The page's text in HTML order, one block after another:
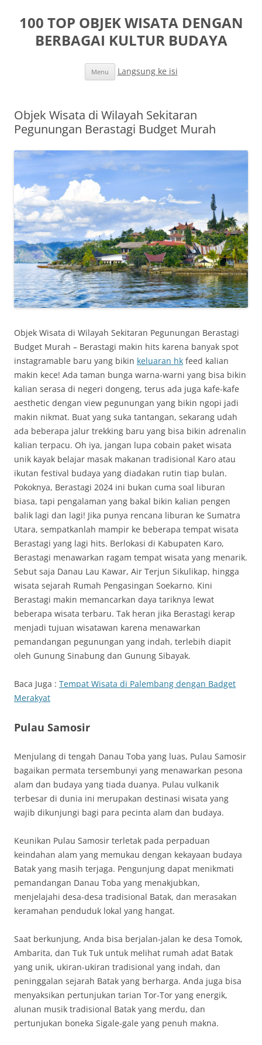
100 TOP OBJEK WISATA DENGAN
BERBAGAI KULTUR BUDAYA
Menu Langsung ke isi
Objek Wisata di Wilayah Sekitaran
Pegunungan Berastagi Budget Murah
Objek Wisata di Wilayah Sekitaran Pegunungan Berastagi
Budget Murah – Berastagi makin hits karena banyak spot
instagramable baru yang bikin keluaran hk feed kalian
makin kece! Ada taman bunga warna-warni yang bisa bikin
kalian serasa di negeri dongeng, terus ada juga kafe-kafe
aesthetic dengan view pegunungan yang bikin ngopi jadi
makin nikmat. Buat yang suka tantangan, sekarang udah
ada beberapa jalur trekking baru yang bisa bikin adrenalin
kalian terpacu. Oh iya, jangan lupa cobain paket wisata
unik kayak belajar masak makanan tradisional Karo atau
ikutan festival budaya yang diadakan rutin tiap bulan.
Pokoknya, Berastagi 2024 ini bukan cuma soal liburan
biasa, tapi pengalaman yang bakal bikin kalian pengen
balik lagi dan lagi! Jika punya rencana liburan ke Sumatra
Utara, sempatkanlah mampir ke beberapa tempat wisata
Berastagi yang lagi hits. Berlokasi di Kabupaten Karo,
Berastagi menawarkan ragam tempat wisata yang menarik.
Sebut saja Danau Lau Kawar, Air Terjun Sikulikap, hingga
wisata sejarah Rumah Pengasingan Soekarno. Kini
Berastagi makin memancarkan daya tariknya lewat
beberapa wisata terbaru. Tak heran jika Berastagi kerap
menjadi tujuan wisatawan karena menawarkan
pemandangan pegunungan yang indah, terlebih diapit
oleh Gunung Sinabung dan Gunung Sibayak.
Baca Juga : Tempat Wisata di Palembang dengan Badget
Merakyat
Pulau Samosir
Menjulang di tengah Danau Toba yang luas, Pulau Samosir
bagaikan permata tersembunyi yang menawarkan pesona
alam dan budaya yang tiada duanya. Pulau vulkanik
terbesar di dunia ini merupakan destinasi wisata yang
wajib dikunjungi bagi para pecinta alam dan budaya.
Keunikan Pulau Samosir terletak pada perpaduan
keindahan alam yang memukau dengan kekayaan budaya
Batak yang masih terjaga. Pengunjung dapat menikmati
pemandangan Danau Toba yang menakjubkan,
menjelajahi desa-desa tradisional Batak, dan merasakan
keramahan penduduk lokal yang hangat.
Saat berkunjung, Anda bisa berjalan-jalan ke desa Tomok,
Ambarita, dan Tuk Tuk untuk melihat rumah adat Batak
yang unik, ukiran-ukiran tradisional yang indah, dan
peninggalan sejarah Batak yang berharga. Anda juga bisa
menyaksikan pertunjukan tarian Tor-Tor yang energik,
alunan musik tradisional Batak yang merdu, dan
pertunjukan boneka Sigale-gale yang penuh makna.